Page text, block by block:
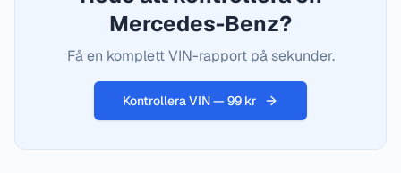
Mercedes-Benz?
Få en komplett VIN-rapport på sekunder.
Kontrollera VIN — 99 kr